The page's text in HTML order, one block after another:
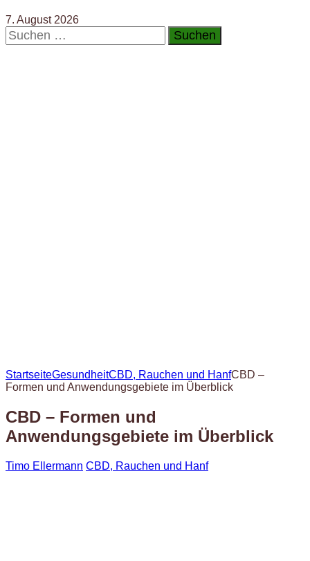
7. August 2026
Suchen
nach:
StartseiteGesundheitCBD, Rauchen und HanfCBD –
Formen und Anwendungsgebiete im Überblick
CBD – Formen und
Anwendungsgebiete im Überblick
Timo Ellermann CBD, Rauchen und Hanf